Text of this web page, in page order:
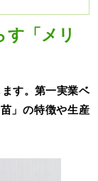
す「メリ
す。第一実業ベ
」の特徴や生産